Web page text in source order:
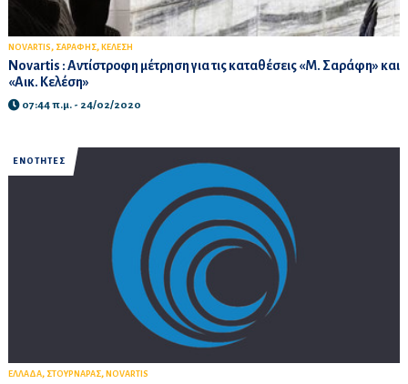
NOVARTIS, ΣΑΡΑΦΗΣ, ΚΕΛΕΣΗ
Novartis : Αντίστροφη μέτρηση για τις καταθέσεις «Μ. Σαράφη» και
«Αικ. Κελέση»
07:44 π.μ. - 24/02/2020
ΕΝΟΤΗΤΕΣ
ΕΛΛΑΔΑ, ΣΤΟΥΡΝΑΡΑΣ, NOVARTIS